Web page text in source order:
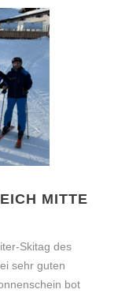
MITTE
Skitag des
sehr guten
bot